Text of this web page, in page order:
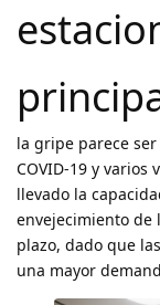
la gripe parece
COVID-19 y varios
llevado la
envejecimiento de
plazo, dado que
una mayor